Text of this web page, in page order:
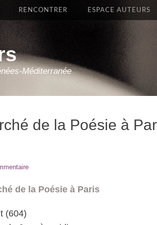
Méditerranée
RENCONTRER ESPACE AUTEURS
de la Poésie à
de la Poésie à Paris
(604)